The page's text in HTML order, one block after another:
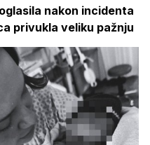
nakon incidenta
privukla veliku pažnju